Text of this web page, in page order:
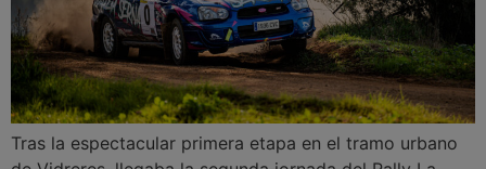
Tras la espectacular primera etapa en el tramo urbano